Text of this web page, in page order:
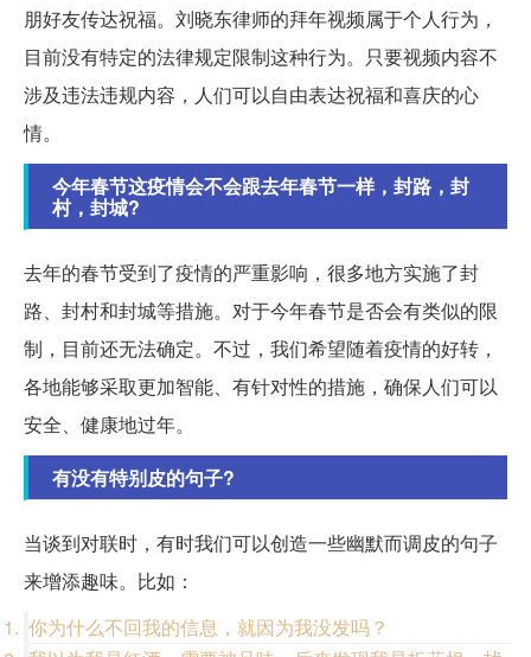
朋好友传达祝福。刘晓东律师的拜年视频属于个人行为，
目前没有特定的法律规定限制这种行为。只要视频内容不
涉及违法违规内容，人们可以自由表达祝福和喜庆的心
情。
今年春节这疫情会不会跟去年春节一样，封路，封
村，封城?
去年的春节受到了疫情的严重影响，很多地方实施了封
路、封村和封城等措施。对于今年春节是否会有类似的限
制，目前还无法确定。不过，我们希望随着疫情的好转，
各地能够采取更加智能、有针对性的措施，确保人们可以
安全、健康地过年。
有没有特别皮的句子?
当谈到对联时，有时我们可以创造一些幽默而调皮的句子
来增添趣味。比如：
你为什么不回我的信息，就因为我没发吗？